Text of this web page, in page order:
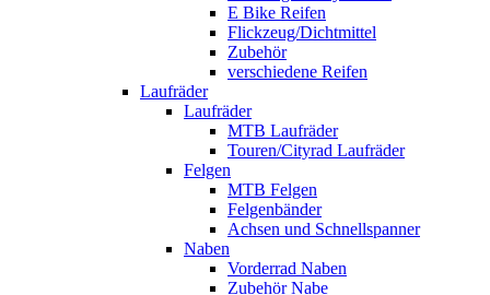
E Bike Reifen
Flickzeug/Dichtmittel
Zubehör
verschiedene Reifen
Laufräder
Laufräder
MTB Laufräder
Touren/Cityrad Laufräder
Felgen
MTB Felgen
Felgenbänder
Achsen und Schnellspanner
Naben
Vorderrad Naben
Zubehör Nabe